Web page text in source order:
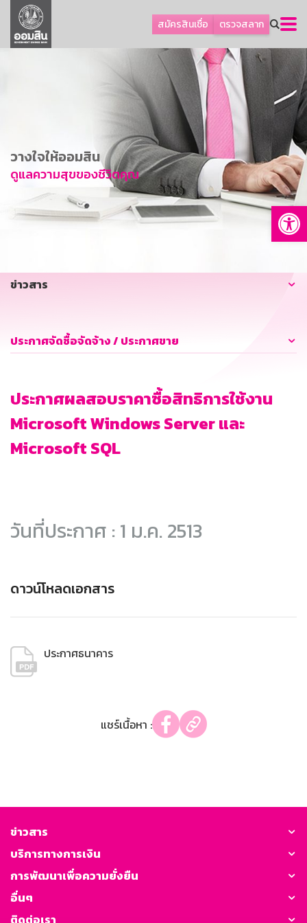
สมัครสินเชื่อ ตรวจสลาก
ลูกค้าธุรกิจ
ลูกค้าผู้ประกอบรายย่อย
การพัฒนาที่ยั่งยืน
ข่าวสาร
บริการทางการเงิน
อื่นๆ
วางใจให้ออมสิน
ดูแลความสุขของชีวิตคุณ
ข่าวสาร
ประกาศจัดซื้อจัดจ้าง / ประกาศขาย
ประกาศผลสอบราคาซื้อสิทธิการใช้งาน
Microsoft Windows Server และ
Microsoft SQL
วันที่ประกาศ : 1 ม.ค. 2513
ดาวน์โหลดเอกสาร
ประกาศธนาคาร
แชร์เนื้อหา :
ข่าวสาร
บริการทางการเงิน
การพัฒนาเพื่อความยั่งยืน
อื่นๆ